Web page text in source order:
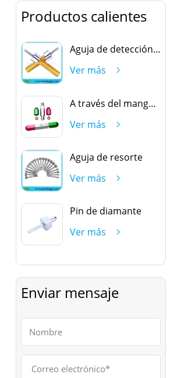
Productos calientes
Aguja de detección oval
Ver más
A través del mango del freno
Ver más
Aguja de resorte
Ver más
Pin de diamante
Ver más
Enviar mensaje